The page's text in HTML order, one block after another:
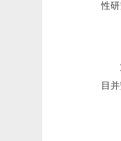
性研
第
目
（